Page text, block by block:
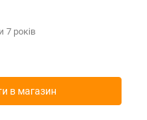
7 років
в магазин